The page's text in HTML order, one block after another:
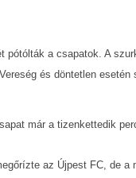
pótólták a csapatok. A
és döntetlen
már a tizenkettedik
az Újpest FC, de